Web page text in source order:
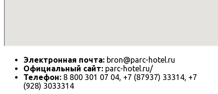
Электронная почта: bron@parc-hotel.ru
Официальный сайт: parc-hotel.ru/
Телефон: 8 800 301 07 04, +7 (87937) 33314, +7
(928) 3033314